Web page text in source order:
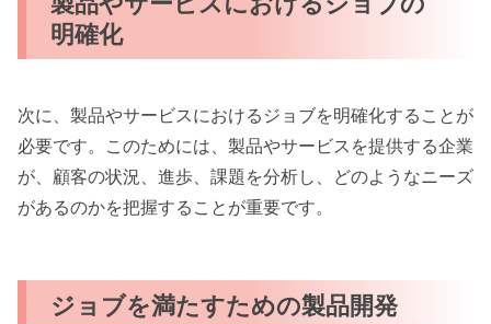
明確化
次に、製品やサービスにおけるジョブを明確化することが
必要です。このためには、製品やサービスを提供する企業
が、顧客の状況、進歩、課題を分析し、どのようなニーズ
があるのかを把握することが重要です。
ジョブを満たすための製品開発